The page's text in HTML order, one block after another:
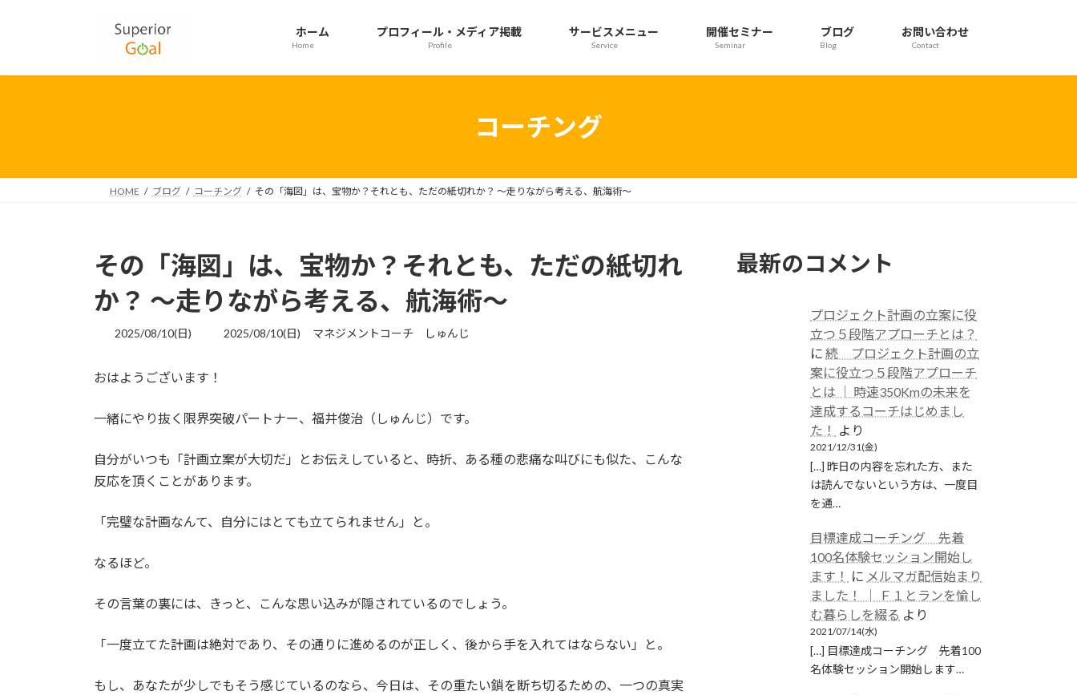
プ
動
ホーム
Home
プロフィール・メディア掲載
Profile
サービスメニュー
Service
開催セミナー
Seminar
ブログ
Blog
お問い合わせ
Contact
コーチング
HOME ブログ コーチング その「海図」は、宝物か？それとも、ただの紙切れか？ ～走りながら考える、航海術～
その「海図」は、宝物か？それとも、ただの紙切れ
か？ ～走りながら考える、航海術～
2025/08/10(日)
最
時
:
2025/08/10(日) マネジメントコーチ しゅんじ
おはようございます！
一緒にやり抜く限界突破パートナー、福井俊治（しゅんじ）です。
自分がいつも「計画立案が大切だ」とお伝えしていると、時折、ある種の悲痛な叫びにも似た、こんな
反応を頂くことがあります。
「完璧な計画なんて、自分にはとても立てられません」と。
なるほど。
その言葉の裏には、きっと、こんな思い込みが隠されているのでしょう。
「一度立てた計画は絶対であり、その通りに進めるのが正しく、後から手を入れてはならない」と。
もし、あなたが少しでもそう感じているのなら、今日は、その重たい鎖を断ち切るための、一つの真実
最新のコメント
プロジェクト計画の立案に役
立つ５段階アプローチとは？
に続 プロジェクト計画の立
案に役立つ５段階アプローチ
とは │ 時速350Kmの未来を
達成するコーチはじめまし
た！
より
2021/12/31(金)
[…] 昨日の内容を忘れた方、また
は読んでないという方は、一度目
を通…
目標達成コーチング 先着
100名体験セッション開始し
ます！
に メルマガ配信始まり
ました！ │ Ｆ１とランを愉し
む暮らしを綴る より
2021/07/14(水)
[…] 目標達成コーチング 先着100
名体験セッション開始します…